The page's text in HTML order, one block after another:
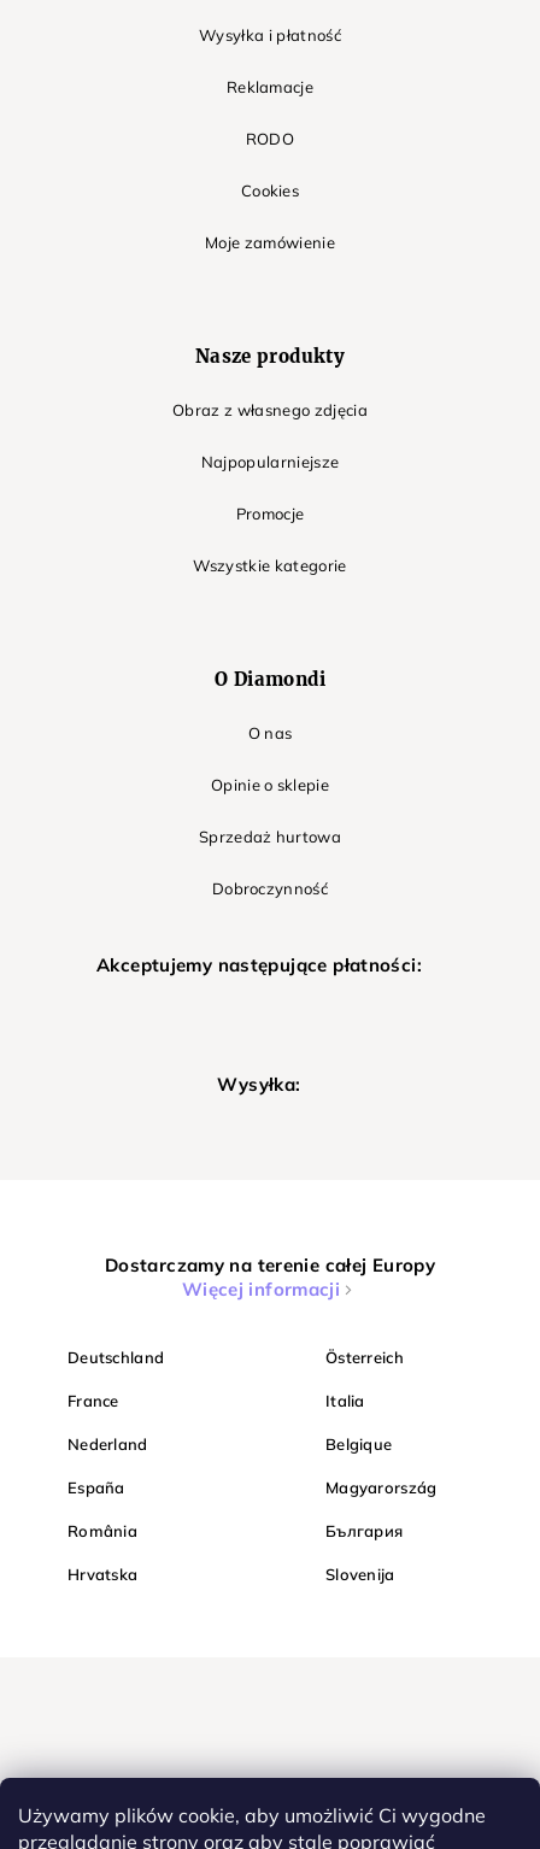
Używamy plików cookie, aby umożliwić Ci wygodne
przeglądanie strony oraz aby stale poprawiać
Wysyłka i płatność
Reklamacje
RODO
Cookies
Moje zamówienie
Nasze produkty
Obraz z własnego zdjęcia
Najpopularniejsze
Promocje
Wszystkie kategorie
O Diamondi
O nas
Opinie o sklepie
Sprzedaż hurtowa
Dobroczynność
Akceptujemy następujące płatności:
Wysyłka:
Dostarczamy na terenie całej Europy
Więcej informacji
Deutschland Österreich
France Italia
Nederland Belgique
España Magyarország
România България
Hrvatska Slovenija